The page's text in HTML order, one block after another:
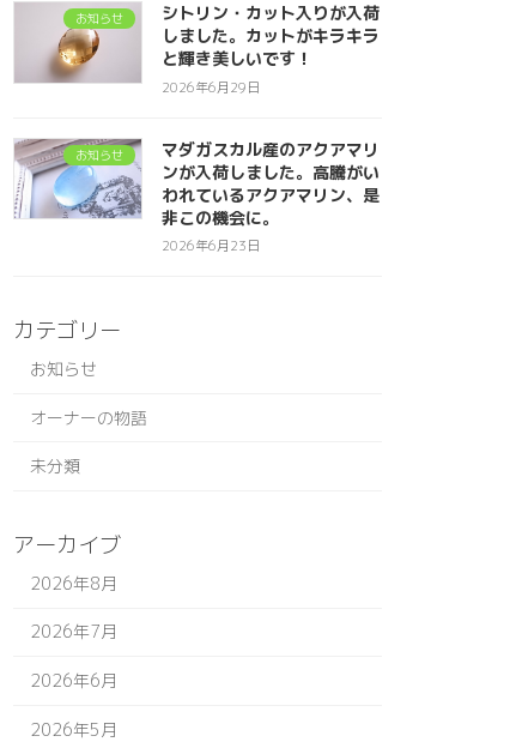
お知らせ
シトリン・カット入りが入荷
しました。カットがキラキラ
と輝き美しいです！
2026年6月29日
お知らせ
マダガスカル産のアクアマリ
ンが入荷しました。高騰がい
われているアクアマリン、是
非この機会に。
2026年6月23日
カテゴリー
お知らせ
オーナーの物語
未分類
アーカイブ
2026年8月
2026年7月
2026年6月
2026年5月